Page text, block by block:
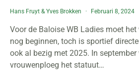
Hans Fruyt &Yves Brokken Februari 8, 2024
Voor de Baloise WB Ladies moet
nog beginnen, toch is sportief
ook al bezig met 2025. In september
vrouwenploeg het statuut…